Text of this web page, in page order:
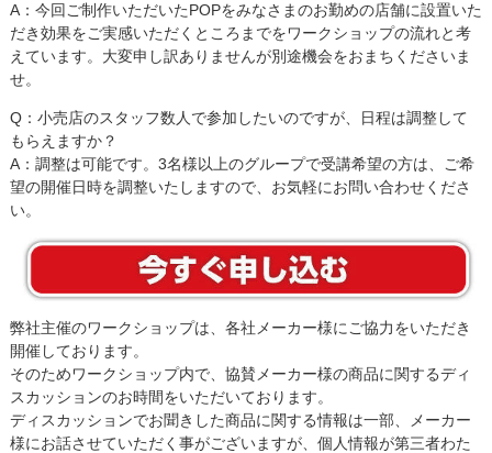
A：今回ご制作いただいたPOPをみなさまのお勤めの店舗に設置いた
だき効果をご実感いただくところまでをワークショップの流れと考
えています。大変申し訳ありませんが別途機会をおまちくださいま
せ。
Q：小売店のスタッフ数人で参加したいのですが、日程は調整して
もらえますか？
A：調整は可能です。3名様以上のグループで受講希望の方は、ご希
望の開催日時を調整いたしますので、お気軽にお問い合わせくださ
い。
弊社主催のワークショップは、各社メーカー様にご協力をいただき
開催しております。
そのためワークショップ内で、協賛メーカー様の商品に関するディ
スカッションのお時間をいただいております。
ディスカッションでお聞きした商品に関する情報は一部、メーカー
様にお話させていただく事がございますが、個人情報が第三者わた